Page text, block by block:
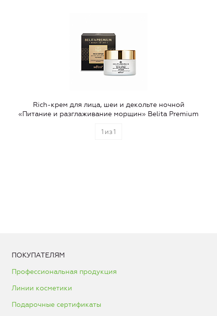
Rich-крем для лица, шеи и декольте ночной
«Питание и разглаживание морщин» Belita Premium
1 из1
ПОКУПАТЕЛЯМ
Профессиональная продукция
Линии косметики
Подарочные сертификаты